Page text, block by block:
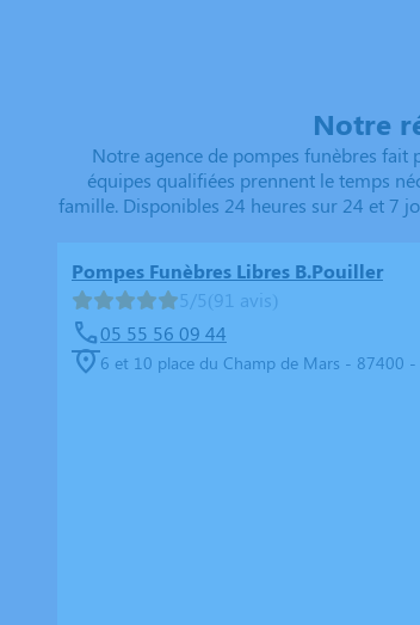
Notre
Notre agence de pompes funèbres fait
équipes qualifiées prennent le temps
famille. Disponibles 24 heures sur 24 et 7
Pompes Funèbres Libres B.Pouiller
5/5(91 avis)
05 55 56 09 44
6 et 10 place du Champ de Mars - 87400